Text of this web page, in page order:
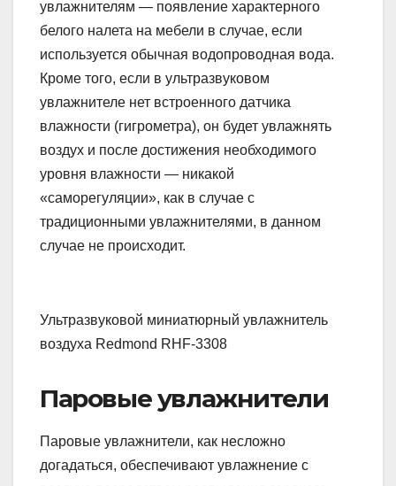
увлажнителям — появление характерного
белого налета на мебели в случае, если
используется обычная водопроводная вода.
Кроме того, если в ультразвуковом
увлажнителе нет встроенного датчика
влажности (гигрометра), он будет увлажнять
воздух и после достижения необходимого
уровня влажности — никакой
«саморегуляции», как в случае с
традиционными увлажнителями, в данном
случае не происходит.
Ультразвуковой миниатюрный увлажнитель
воздуха Redmond RHF-3308
Паровые увлажнители
Паровые увлажнители, как несложно
догадаться, обеспечивают увлажнение с